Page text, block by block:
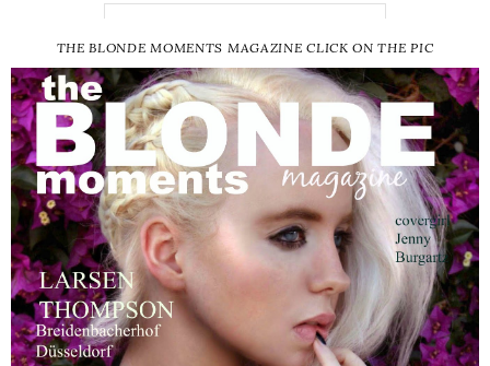
THE BLONDE MOMENTS MAGAZINE CLICK ON THE PIC